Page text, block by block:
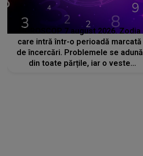
HOROSCOP 7 august 2026. Zodia
care intră într-o perioadă marcată
de încercări. Problemele se adună
din toate părțile, iar o veste